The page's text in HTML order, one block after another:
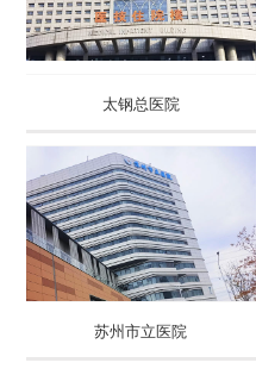
太钢总医院
苏州市立医院